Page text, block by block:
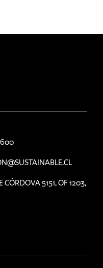
CÓRDOVA 5151, OF 1203,